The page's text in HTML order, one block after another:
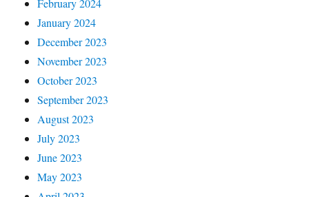
January 2024
December 2023
November 2023
October 2023
September 2023
August 2023
July 2023
June 2023
May 2023